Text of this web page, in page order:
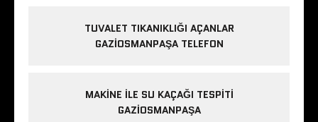
TUVALET TIKANIKLIĞI AÇANLAR
GAZIOSMANPAŞA TELEFON
MAKINE ILE SU KAÇAĞI TESPITI
GAZIOSMANPAŞA